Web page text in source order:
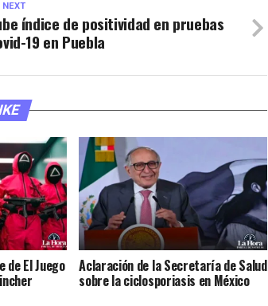
NEXT
índice de positividad en pruebas
19 en Puebla
El Juego Aclaración de la Secretaría de Salud
sobre la ciclosporiasis en México